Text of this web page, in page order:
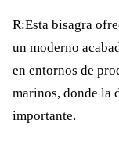
R:Esta bisagra
un moderno
en entornos de
marinos, donde la
importante.